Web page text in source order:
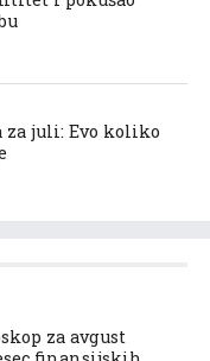
za juli: Evo koliko
za avgust